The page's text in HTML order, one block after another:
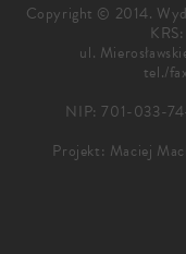
Copyright © 2014.
ul.
tel./
NIP: 701-033-
Projekt: Maciej